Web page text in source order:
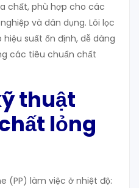
chất, phù hợp cho các
và dân dụng. Lõi lọc
suất ổn định, dễ dàng
các tiêu chuẩn chất
thuật
lỏng
(PP) làm việc ở nhiệt độ: